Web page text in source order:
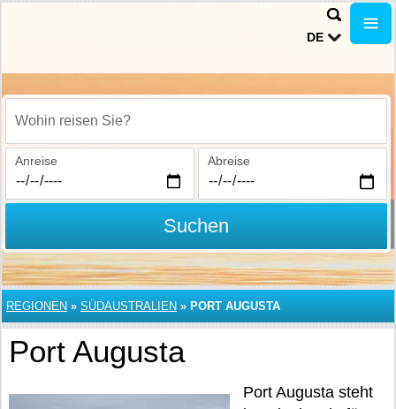
DE
Wohin reisen Sie?
Anreise Abreise
Suchen
REGIONEN » SÜDAUSTRALIEN » PORT AUGUSTA
Port Augusta
Port Augusta steht